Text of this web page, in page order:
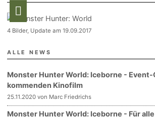
4 Bilder, Update am 19.09.2017
ALLE NEWS
Monster Hunter World: Iceborne - Event-
kommenden Kinofilm
25.11.2020 von Marc Friedrichs
Monster Hunter World: Iceborne - Für